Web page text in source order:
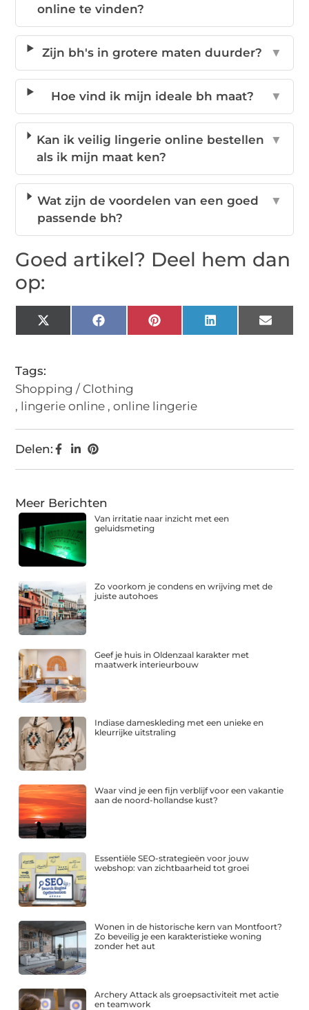
online te vinden?
Zijn bh's in grotere maten duurder? ▼
Hoe vind ik mijn ideale bh maat? ▼
Kan ik veilig lingerie online bestellen
als ik mijn maat ken?
▼
Wat zijn de voordelen van een goed
passende bh?
▼
Goed artikel? Deel hem dan
op:
X
(Twitter)
FacebookPinterestLinkedIn Email
Tags:
Shopping / Clothing
, lingerie online ,online lingerie
Delen:
Meer Berichten
Van irritatie naar inzicht met een
geluidsmeting
Zo voorkom je condens en wrijving met de
juiste autohoes
Geef je huis in Oldenzaal karakter met
maatwerk interieurbouw
Indiase dameskleding met een unieke en
kleurrijke uitstraling
Waar vind je een fijn verblijf voor een vakantie
aan de noord-hollandse kust?
Essentiële SEO-strategieën voor jouw
webshop: van zichtbaarheid tot groei
Wonen in de historische kern van Montfoort?
Zo beveilig je een karakteristieke woning
zonder het aut
Archery Attack als groepsactiviteit met actie
en teamwork